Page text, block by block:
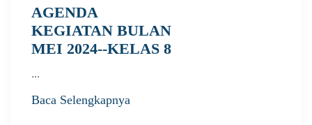
AGENDA
KEGIATAN BULAN
MEI 2024--KELAS 8
...
Baca Selengkapnya